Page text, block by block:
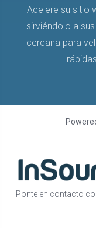
Acelere su sitio
sirviéndolo a
cercana para
¡Ponte en contacto